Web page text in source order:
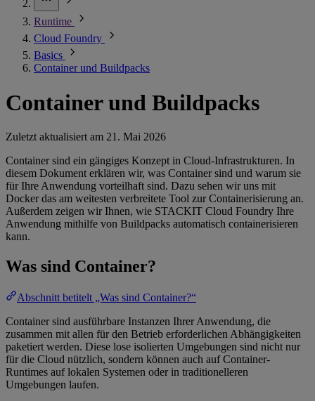
Runtime
Cloud Foundry
Basics
Container und Buildpacks
Container und Buildpacks
Zuletzt aktualisiert am 21. Mai 2026
Container sind ein gängiges Konzept in Cloud-Infrastrukturen. In
diesem Dokument erklären wir, was Container sind und warum sie
für Ihre Anwendung vorteilhaft sind. Dazu sehen wir uns mit
Docker das am weitesten verbreitete Tool zur Containerisierung an.
Außerdem zeigen wir Ihnen, wie STACKIT Cloud Foundry Ihre
Anwendung mithilfe von Buildpacks automatisch containerisieren
kann.
Was sind Container?
Abschnitt betitelt „Was sind Container?“
Container sind ausführbare Instanzen Ihrer Anwendung, die
zusammen mit allen für den Betrieb erforderlichen Abhängigkeiten
paketiert werden. Diese lose isolierten Umgebungen sind nicht nur
für die Cloud nützlich, sondern können auch auf Container-
Runtimes auf lokalen Systemen oder in traditionelleren
Umgebungen laufen.